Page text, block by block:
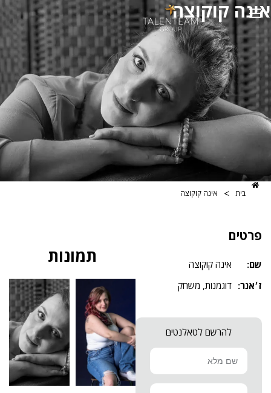
אינה קוקוצה
אינה קוקוצה
דוגמנות,משחק
להרשם לטאלנטים
תמונות